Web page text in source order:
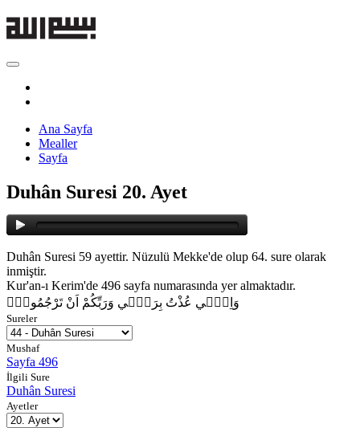
Ana Sayfa
Mealler
Sayfa
Duhân Suresi 20. Ayet
Duhân Suresi 59 ayettir. Nüzulü Mekke'de olup 64. sure olarak
inmiştir.
Kur'an-ı Kerim'de 496 sayfa numarasında yer almaktadır.
وَاِنّ۪ي عُذْتُ بِرَبّ۪ي وَرَبِّكُمْ اَنْ تَرْجُمُونِۘ
Sureler
Mushaf
Sayfa 496
İlgili Sure
Duhân Suresi
Ayetler